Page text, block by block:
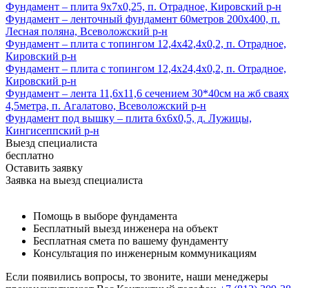
Фундамент – плита 9х7х0,25, п. Отрадное, Кировский р-н
Фундамент – ленточный фундамент 60метров 200х400, п.
Лесная поляна, Всеволожский р-н
Фундамент – плита с топингом 12,4х42,4х0,2, п. Отрадное,
Кировский р-н
Фундамент – плита с топингом 12,4х24,4х0,2, п. Отрадное,
Кировский р-н
Фундамент – лента 11,6х11,6 сечением 30*40см на жб сваях
4,5метра, п. Агалатово, Всеволожский р-н
Фундамент под вышку – плита 6х6х0,5, д. Лужицы,
Кингисеппский р-н
Выезд специалиста
бесплатно
Оставить заявку
Заявка на выезд специалиста
Помощь в выборе фундамента
Бесплатный выезд инженера на объект
Бесплатная смета по вашему фундаменту
Консультация по инженерным коммуникациям
Если появились вопросы, то звоните, наши менеджеры